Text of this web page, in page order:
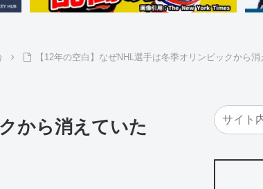
【12年の空白】なぜNHL選手は冬季オリンピックから消
から消えていた